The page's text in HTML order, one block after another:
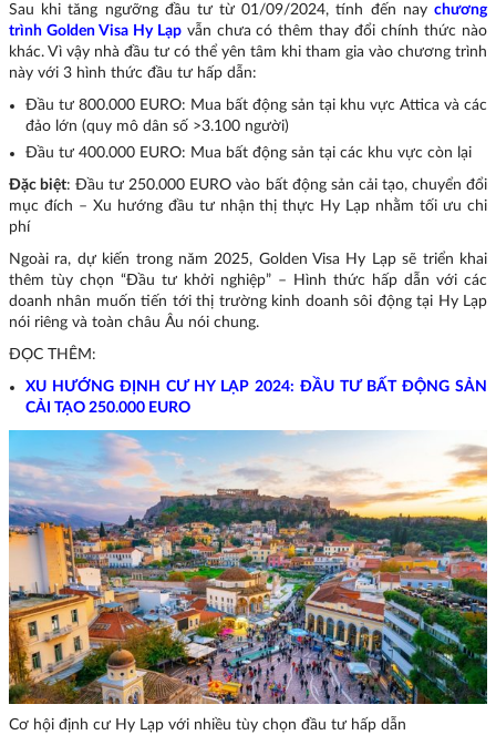
Sau khi tăng ngưỡng đầu tư từ 01/09/2024, tính đến nay chương
trình Golden Visa Hy Lạpvẫn chưa có thêm thay đổi chính thức nào
khác. Vì vậy nhà đầu tư có thể yên tâm khi tham gia vào chương trình
này với 3 hình thức đầu tư hấp dẫn:
Đầu tư 800.000 EURO: Mua bất động sản tại khu vực Attica và các
đảo lớn (quy mô dân số >3.100 người)
Đầu tư 400.000 EURO: Mua bất động sản tại các khu vực còn lại
Đặc biệt: Đầu tư 250.000 EURO vào bất động sản cải tạo, chuyển đổi
mục đích – Xu hướng đầu tư nhận thị thực Hy Lạp nhằm tối ưu chi
phí
Ngoài ra, dự kiến trong năm 2025, Golden Visa Hy Lạp sẽ triển khai
thêm tùy chọn “Đầu tư khởi nghiệp” – Hình thức hấp dẫn với các
doanh nhân muốn tiến tới thị trường kinh doanh sôi động tại Hy Lạp
nói riêng và toàn châu Âu nói chung.
ĐỌC THÊM:
XU HƯỚNG ĐỊNH CƯ HY LẠP 2024: ĐẦU TƯ BẤT ĐỘNG SẢN
CẢI TẠO 250.000 EURO
Cơ hội định cư Hy Lạp với nhiều tùy chọn đầu tư hấp dẫn